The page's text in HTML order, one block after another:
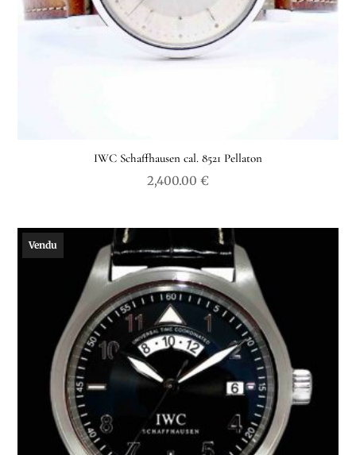
IWC Schaffhausen cal. 8521 Pellaton
2,400.00 €
Vendu